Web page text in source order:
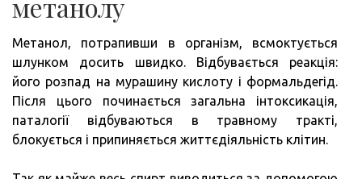
метанолу
Метанол, потрапивши в організм, всмоктується
шлунком досить швидко. Відбувається реакція:
його розпад на мурашину кислоту і формальдегід.
Після цього починається загальна інтоксикація,
паталогії відбуваються в травному тракті,
блокується і припиняється життєдіяльність клітин.